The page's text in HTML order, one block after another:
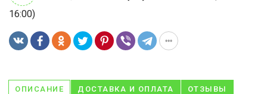
16:00)
ОПИСАНИЕ ДОСТАВКА И ОПЛАТА ОТЗЫВЫ